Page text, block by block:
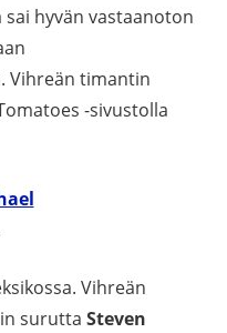
sai hyvän vastaanoton
Vihreän timantin
-sivustolla
Vihreän
surutta Steven